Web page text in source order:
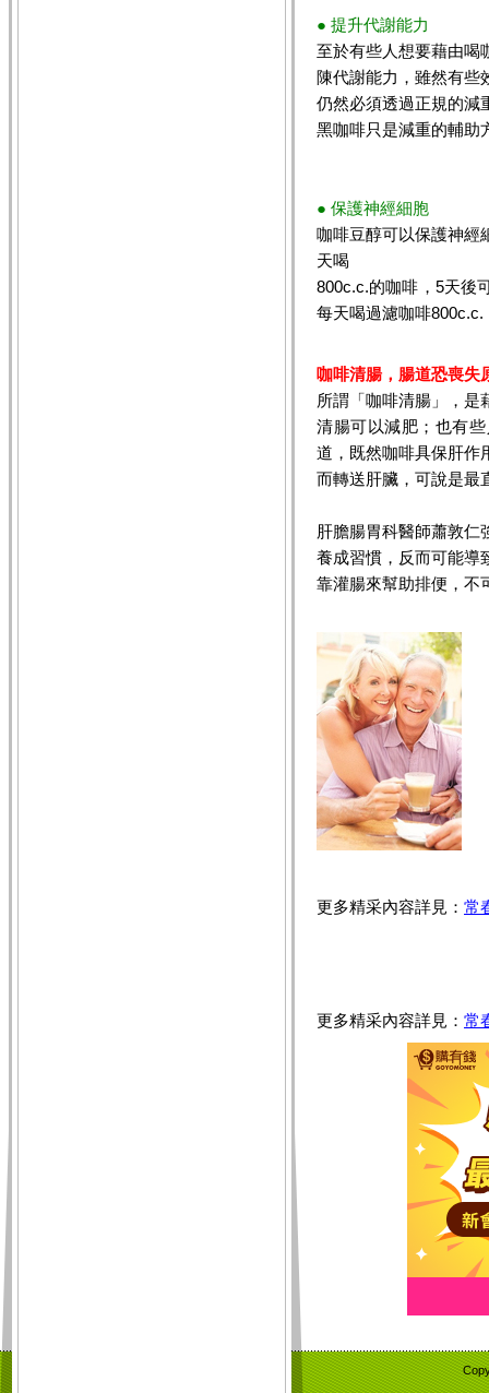
● 提升代謝能力
至於有些人想要藉由喝
陳代謝能力，雖然有些
仍然必須透過正規的減
黑咖啡只是減重的輔助
● 保護神經細胞
咖啡豆醇可以保護神經
天喝
800c.c.的咖啡，5天後
每天喝過濾咖啡
咖啡清腸，腸道恐喪失
所謂「咖啡清腸」，是
清腸可以減肥；也有
道，既然咖啡具保肝作
而轉送肝臟，可說是最
肝膽腸胃科醫師蕭敦仁
養成習慣，反而可能導
靠灌腸來幫助排便，不
更多精采內容詳見： 常
更多精采內容詳見： 常